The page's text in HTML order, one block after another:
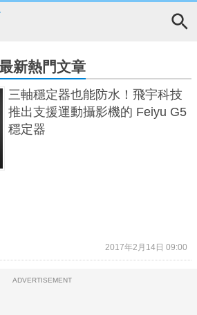
新熱門文章
三軸穩定器也能防水！飛宇科技
推出支援運動攝影機的 Feiyu G5
穩定器
2017年2月14日 09:00
ADVERTISEMENT